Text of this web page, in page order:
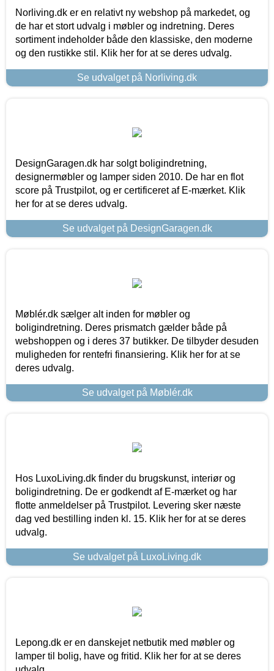
Norliving.dk er en relativt ny webshop på markedet, og
de har et stort udvalg i møbler og indretning. Deres
sortiment indeholder både den klassiske, den moderne
og den rustikke stil. Klik her for at se deres udvalg.
Se udvalget på Norliving.dk
DesignGaragen.dk har solgt boligindretning,
designermøbler og lamper siden 2010. De har en flot
score på Trustpilot, og er certificeret af E-mærket. Klik
her for at se deres udvalg.
Se udvalget på DesignGaragen.dk
Møblér.dk sælger alt inden for møbler og
boligindretning. Deres prismatch gælder både på
webshoppen og i deres 37 butikker. De tilbyder desuden
muligheden for rentefri finansiering. Klik her for at se
deres udvalg.
Se udvalget på Møblér.dk
Hos LuxoLiving.dk finder du brugskunst, interiør og
boligindretning. De er godkendt af E-mærket og har
flotte anmeldelser på Trustpilot. Levering sker næste
dag ved bestilling inden kl. 15. Klik her for at se deres
udvalg.
Se udvalget på LuxoLiving.dk
Lepong.dk er en danskejet netbutik med møbler og
lamper til bolig, have og fritid. Klik her for at se deres